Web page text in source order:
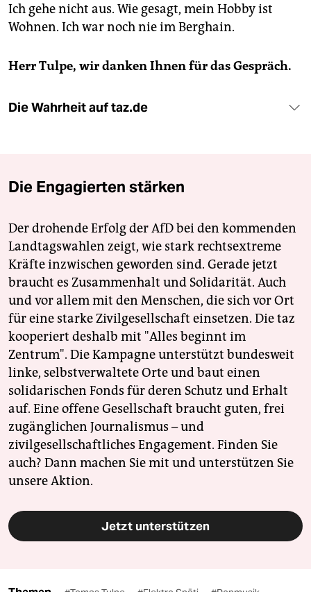
Ich gehe nicht aus. Wie gesagt, mein Hobby ist
Wohnen. Ich war noch nie im Berghain.
Herr Tulpe, wir danken Ihnen für das Gespräch.
Die Wahrheit auf taz.de
Die Engagierten stärken
Der drohende Erfolg der AfD bei den kommenden
Landtagswahlen zeigt, wie stark rechtsextreme
Kräfte inzwischen geworden sind. Gerade jetzt
braucht es Zusammenhalt und Solidarität. Auch
und vor allem mit den Menschen, die sich vor Ort
für eine starke Zivilgesellschaft einsetzen. Die taz
kooperiert deshalb mit "Alles beginnt im
Zentrum". Die Kampagne unterstützt bundesweit
linke, selbstverwaltete Orte und baut einen
solidarischen Fonds für deren Schutz und Erhalt
auf. Eine offene Gesellschaft braucht guten, frei
zugänglichen Journalismus – und
zivilgesellschaftliches Engagement. Finden Sie
auch? Dann machen Sie mit und unterstützen Sie
unsere Aktion.
Jetzt unterstützen